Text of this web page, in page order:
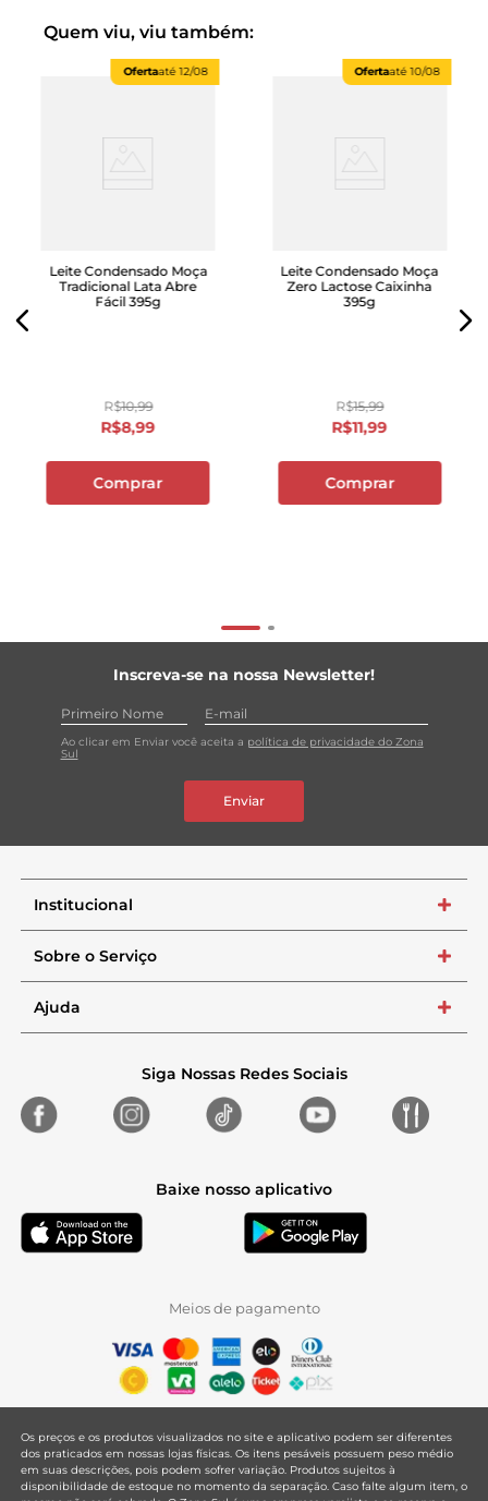
Quem viu, viu também:
Ofertaaté12/08
Leite Condensado Moça
Tradicional Lata Abre
Fácil 395g
R$10,99
R$8,99
Comprar
Ofertaaté10/08
Leite Condensado Moça
Zero Lactose Caixinha
395g
R$15,99
R$11,99
Comprar
Inscreva-se na nossa Newsletter!
Ao clicar em Enviar você aceita a política de privacidade do Zona
Sul
Enviar
Institucional +
Sobre o Serviço +
Ajuda +
Siga Nossas Redes Sociais
Baixe nosso aplicativo
Meios de pagamento
Os preços e os produtos visualizados no site e aplicativo podem ser diferentes
dos praticados em nossas lojas físicas. Os itens pesáveis possuem peso médio
em suas descrições, pois podem sofrer variação. Produtos sujeitos à
disponibilidade de estoque no momento da separação. Caso falte algum item, o